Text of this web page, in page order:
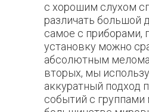
с хорошим слухом
различать большой
самое с приборами,
установку можно
абсолютным
вторых, мы
аккуратный подход
событий с